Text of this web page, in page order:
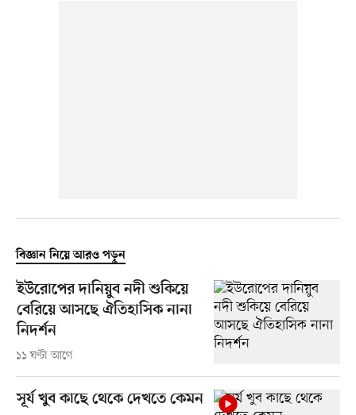
বিজ্ঞান নিয়ে আরও পড়ুন
ইউরোপের দানিয়ুব নদী শুকিয়ে
বেরিয়ে আসছে ঐতিহাসিক নানা
নিদর্শন
১১ ঘণ্টা আগে
সূর্য খুব কাছে থেকে দেখতে কেমন